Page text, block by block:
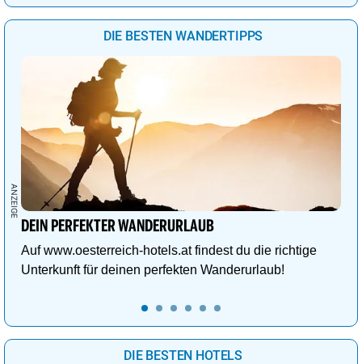
DIE BESTEN WANDERTIPPS
DEIN PERFEKTER WANDERURLAUB
Auf www.oesterreich-hotels.at findest du die richtige
Unterkunft für deinen perfekten Wanderurlaub!
DIE BESTEN HOTELS